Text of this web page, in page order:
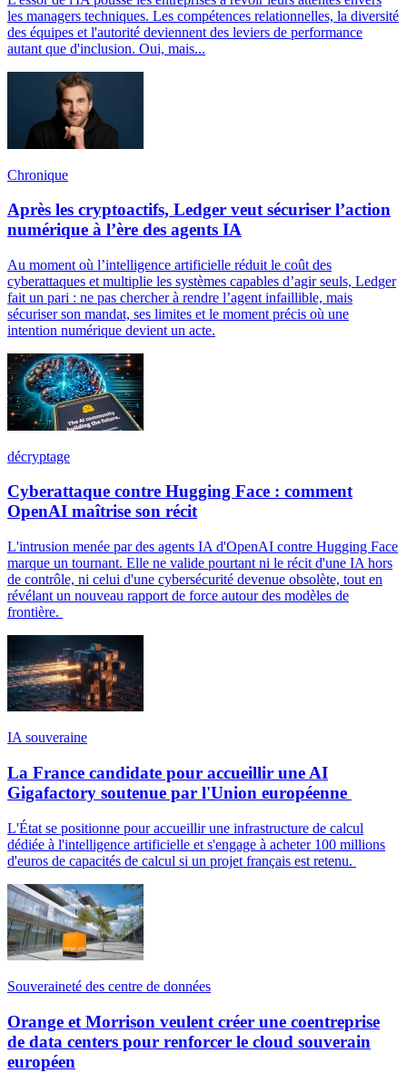
les managers techniques. Les compétences relationnelles, la diversité
des équipes et l'autorité deviennent des leviers de performance
autant que d'inclusion. Oui, mais...
Chronique
Après les cryptoactifs, Ledger veut sécuriser l’action
numérique à l’ère des agents IA
Au moment où l’intelligence artificielle réduit le coût des
cyberattaques et multiplie les systèmes capables d’agir seuls, Ledger
fait un pari : ne pas chercher à rendre l’agent infaillible, mais
sécuriser son mandat, ses limites et le moment précis où une
intention numérique devient un acte.
décryptage
Cyberattaque contre Hugging Face : comment
OpenAI maîtrise son récit
L'intrusion menée par des agents IA d'OpenAI contre Hugging Face
marque un tournant. Elle ne valide pourtant ni le récit d'une IA hors
de contrôle, ni celui d'une cybersécurité devenue obsolète, tout en
révélant un nouveau rapport de force autour des modèles de
frontière.
IA souveraine
La France candidate pour accueillir une AI
Gigafactory soutenue par l'Union européenne
L'État se positionne pour accueillir une infrastructure de calcul
dédiée à l'intelligence artificielle et s'engage à acheter 100 millions
d'euros de capacités de calcul si un projet français est retenu.
Souveraineté des centre de données
Orange et Morrison veulent créer une coentreprise
de data centers pour renforcer le cloud souverain
européen